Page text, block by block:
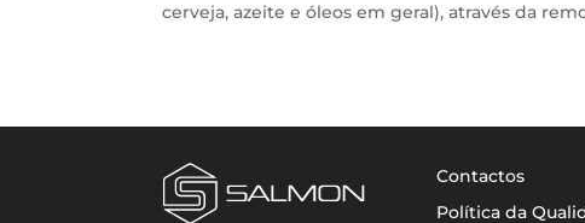
cerveja, azeite e óleos em geral), através da
Contactos
Política da